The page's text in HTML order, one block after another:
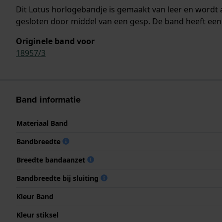
Dit Lotus horlogebandje is gemaakt van leer en
gesloten door middel van een gesp. De band heeft
Originele band voor
18957/3
Band informatie
Materiaal Band
Bandbreedte
Breedte bandaanzet
Bandbreedte bij sluiting
Kleur Band
Kleur stiksel